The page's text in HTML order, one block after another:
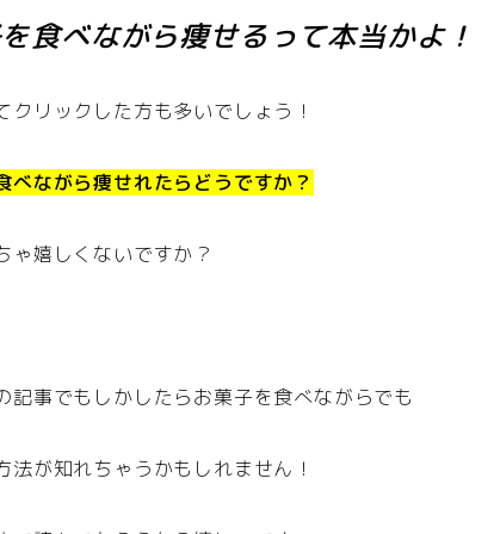
食べながら痩せるって本当かよ！
クリックした方も多いでしょう！
べながら痩せれたらどうですか？
ゃ嬉しくないですか？
記事でもしかしたらお菓子を食べながらでも
法が知れちゃうかもしれません！